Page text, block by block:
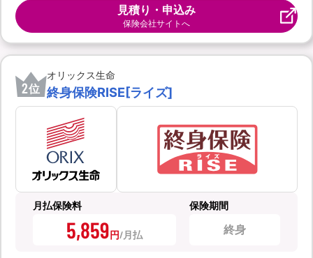
見積り・申込み
保険会社サイトへ
2位
オリックス生命
終身保険RISE[ライズ]
月払保険料
5,859円
保険期間
終身